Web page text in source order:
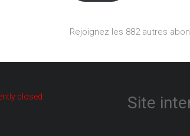
Rejoignez les 882 autres
closed. Site